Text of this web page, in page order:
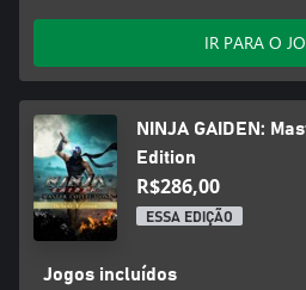
IR PARA O
NINJA GAIDEN:
Edition
R$286,00
ESSA EDIÇÃO
Jogos incluídos